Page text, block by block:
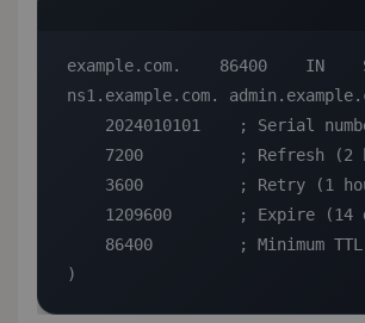
example.com.    86400    IN
ns1.example.com.
)